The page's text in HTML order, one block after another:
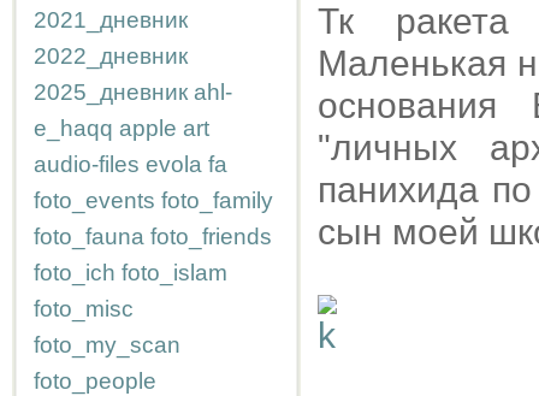
2021_дневник
2022_дневник
2025_дневник ahl-
e_haqq apple art
audio-files evola fa
foto_events foto_family
foto_fauna foto_friends
foto_ich foto_islam
foto_misc
foto_my_scan
foto_people
Тк
Маленькая
основания
"личных
панихида
сын моей